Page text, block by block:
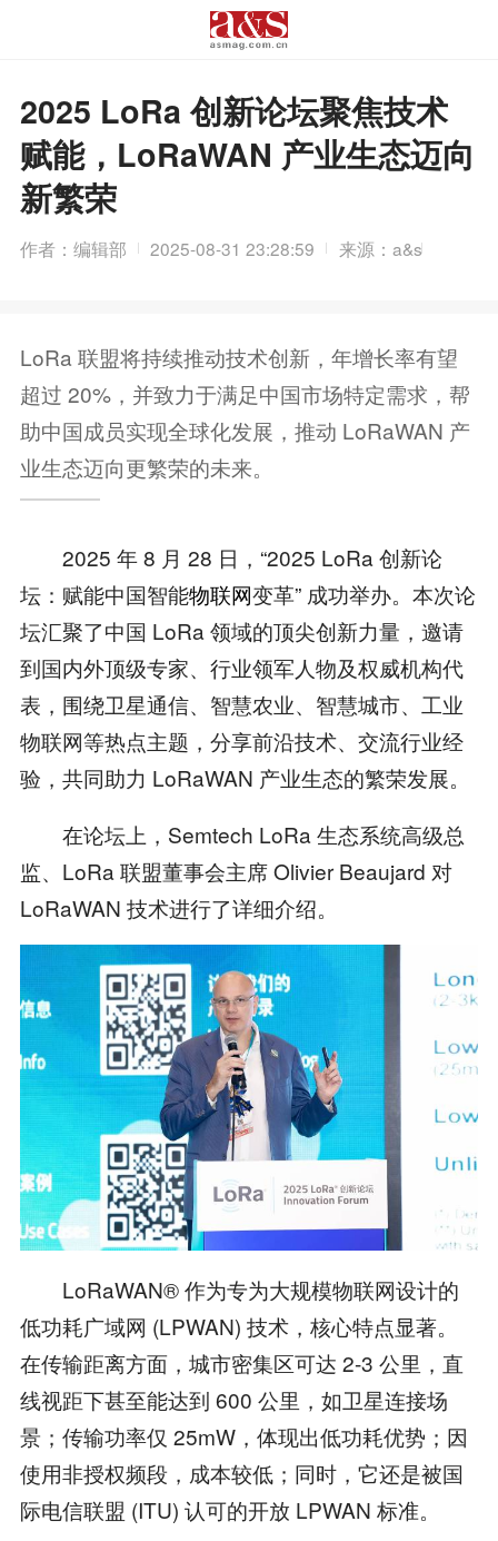
2025 LoRa 创新论坛聚焦技术
赋能，LoRaWAN 产业生态迈向
新繁荣
作者：编辑部 2025-08-31 23:28:59 来源：a&s
LoRa 联盟将持续推动技术创新，年增长率有望
超过 20%，并致力于满足中国市场特定需求，帮
助中国成员实现全球化发展，推动 LoRaWAN 产
业生态迈向更繁荣的未来。
2025 年 8 月 28 日，“2025 LoRa 创新论
坛：赋能中国智能物联网变革” 成功举办。本次论
坛汇聚了中国 LoRa 领域的顶尖创新力量，邀请
到国内外顶级专家、行业领军人物及权威机构代
表，围绕卫星通信、智慧农业、智慧城市、工业
物联网等热点主题，分享前沿技术、交流行业经
验，共同助力 LoRaWAN 产业生态的繁荣发展。
在论坛上，Semtech LoRa 生态系统高级总
监、LoRa 联盟董事会主席 Olivier Beaujard 对
LoRaWAN 技术进行了详细介绍。
LoRaWAN® 作为专为大规模物联网设计的
低功耗广域网 (LPWAN) 技术，核心特点显著。
在传输距离方面，城市密集区可达 2-3 公里，直
线视距下甚至能达到 600 公里，如卫星连接场
景；传输功率仅 25mW，体现出低功耗优势；因
使用非授权频段，成本较低；同时，它还是被国
际电信联盟 (ITU) 认可的开放 LPWAN 标准。